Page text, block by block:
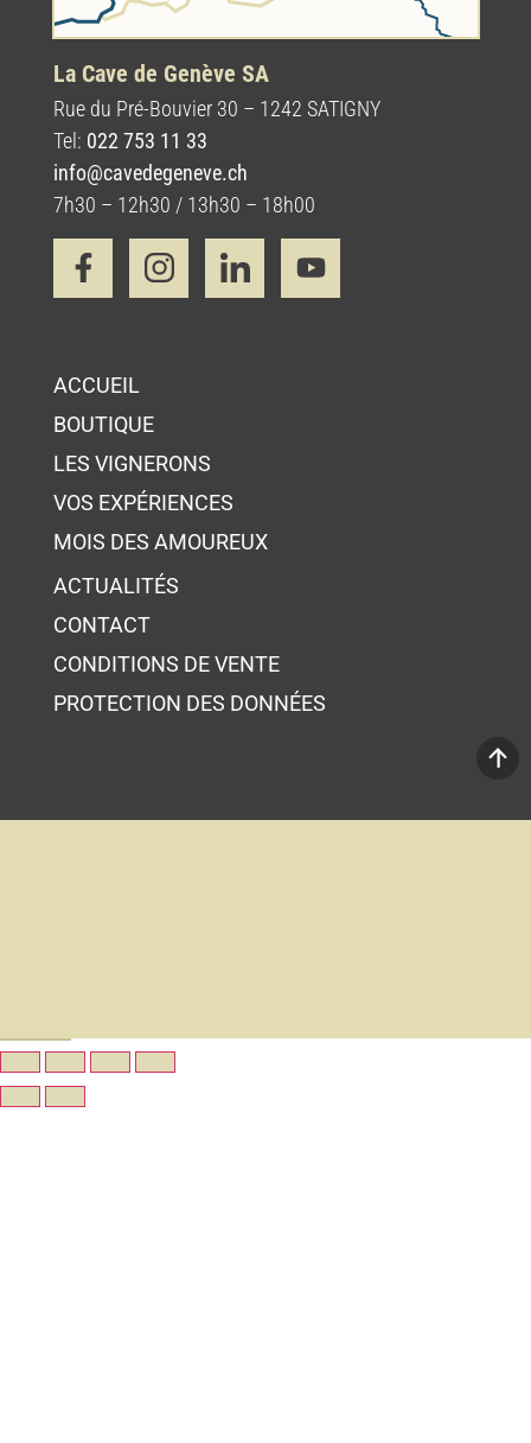
La Cave de Genève SA
Rue du Pré-Bouvier 30 – 1242 SATIGNY
Tel: 022 753 11 33
info@cavedegeneve.ch
7h30 – 12h30 / 13h30 – 18h00
ACCUEIL
BOUTIQUE
LES VIGNERONS
VOS EXPÉRIENCES
MOIS DES AMOUREUX
ACTUALITÉS
CONTACT
CONDITIONS DE VENTE
PROTECTION DES DONNÉES